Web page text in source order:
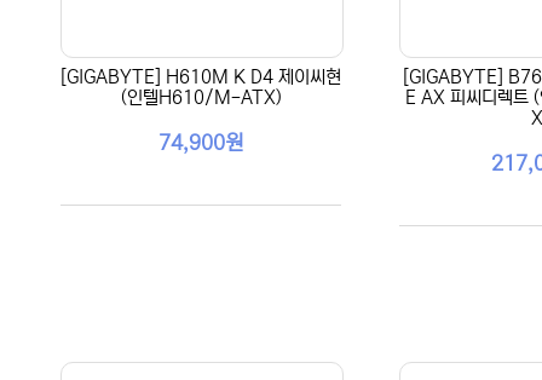
[GIGABYTE] H610M K D4 제이씨현
(인텔H610/M-ATX)
74,900원
[GIGABYTE]
E AX 피씨디렉